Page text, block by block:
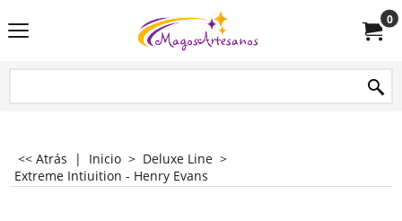
0
<< Atrás | Inicio > Deluxe Line >
Extreme Intiuition - Henry Evans